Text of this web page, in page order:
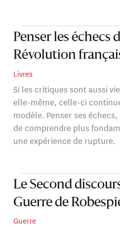
Penser les échecs
Révolution
Livres
Si les critiques sont aussi
elle-même, celle-ci
modèle. Penser ses
de comprendre plus
une expérience de rupture.
Le Second
Guerre de
Guerre